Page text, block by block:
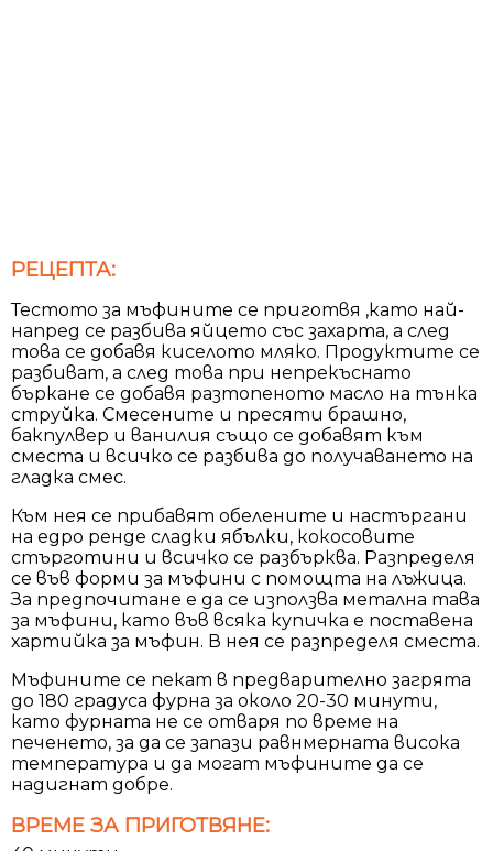
РЕЦЕПТА:
Тестото за мъфините се приготвя ,като най-
напред се разбива яйцето със захарта, а след
това се добавя киселото мляко. Продуктите се
разбиват, а след това при непрекъснато
бъркане се добавя разтопеното масло на тънка
струйка. Смесените и пресяти брашно,
бакпулвер и ванилия също се добавят към
сместа и всичко се разбива до получаването на
гладка смес.
Към нея се прибавят обелените и настъргани
на едро ренде сладки ябълки, кокосовите
стърготини и всичко се разбърква. Разпределя
се във форми за мъфини с помощта на лъжица.
За предпочитане е да се използва метална тава
за мъфини, като във всяка купичка е поставена
хартийка за мъфин. В нея се разпределя сместа.
Мъфините се пекат в предварително загрята
до 180 градуса фурна за около 20-30 минути,
като фурната не се отваря по време на
печенето, за да се запази равнмерната висока
температура и да могат мъфините да се
надигнат добре.
ВРЕМЕ ЗА ПРИГОТВЯНЕ: